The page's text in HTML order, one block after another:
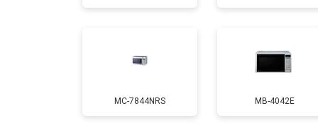
MC-7844NRS MB-4042E